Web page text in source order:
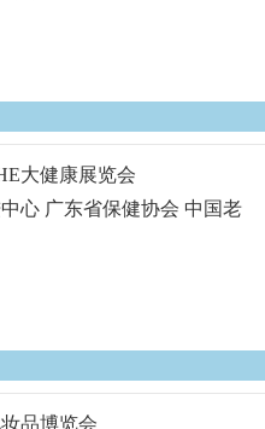
大健康展览会
心 广东省保健协会 中国老
品博览会